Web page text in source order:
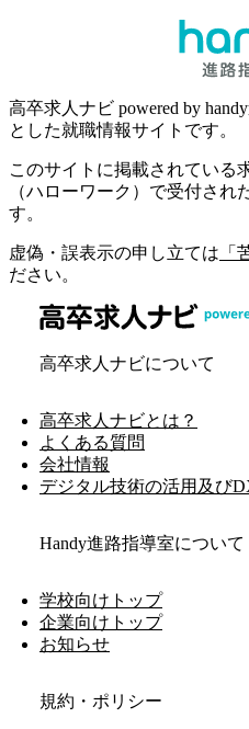
高卒求人ナビ powered by
とした就職情報サイトです。
このサイトに掲載されている
（ハローワーク）で受付され
す。
虚偽・誤表示の申し立ては 「
ださい。
高卒求人ナビについて
高卒求人ナビとは？
よくある質問
会社情報
デジタル技術の活用及び
Handy進路指導室について
学校向けトップ
企業向けトップ
お知らせ
規約・ポリシー